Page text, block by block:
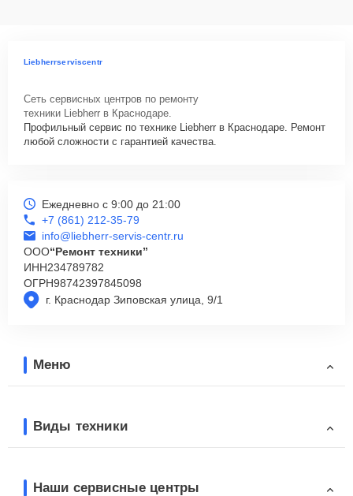
Liebherrserviscentr
Сеть сервисных центров по ремонту
техники Liebherr в Краснодаре.
Профильный сервис по технике Liebherr в Краснодаре. Ремонт
любой сложности с гарантией качества.
г. Краснодар Зиповская улица, 9/1
Ежедневно с 9:00 до 21:00
+7 (861) 212-35-79
info@liebherr-servis-centr.ru
ООО“Ремонт техники”
ИНН234789782
ОГРН98742397845098
Меню
Виды техники
Наши сервисные центры